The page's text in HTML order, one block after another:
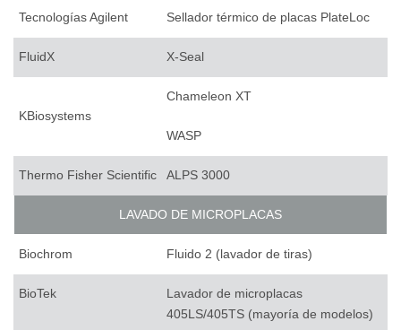
Tecnologías Agilent Sellador térmico de placas PlateLoc
FluidX X-Seal
KBiosystems
Chameleon XT
WASP
Thermo Fisher Scientific ALPS 3000
LAVADO DE MICROPLACAS
Biochrom Fluido 2 (lavador de tiras)
BioTek
Lavador de microplacas
405LS/405TS (mayoría de modelos)